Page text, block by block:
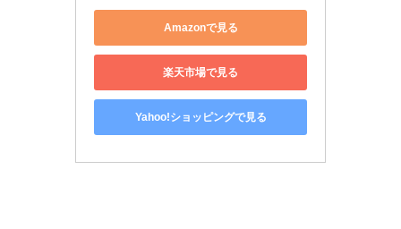
Amazonで見る
楽天市場で見る
Yahoo!ショッピングで見る